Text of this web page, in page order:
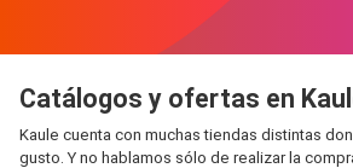
Catálogos y ofertas en
Kaule cuenta con muchas tiendas distintas
gusto. Y no hablamos sólo de realizar la